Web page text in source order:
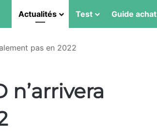
Actualités Test Guide achat
pas en 2022
n’arrivera